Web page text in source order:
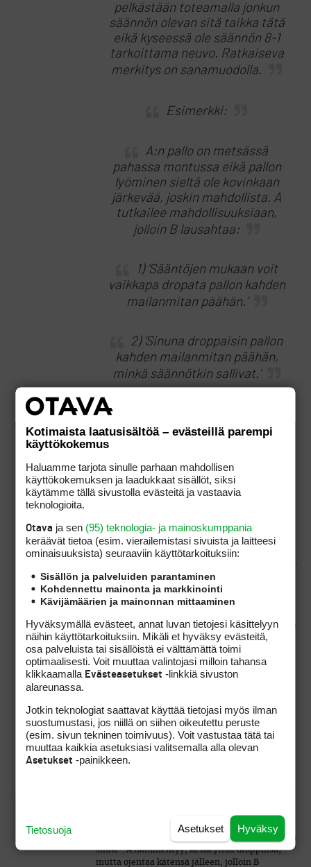
pelkästään toteamalla jonkun
säännön olevan sitä taikka tätä
eikä kyseessä ole säännön 8-1
tarkoittama neuvo. Ratkaiseva
merkitys on sanamuodolla.
Esimerkki:
A:n pallo on metsässä
pahassa montussa eikä pallon
lyöminen sieltä ole kovinkaan
järkevää, joskin mahdollista. A
tutkailee mahdollisuuksiaan,
jolloin B lausahtaa:
1) ’Sääntöjen mukaan voit
vaikkapa dropata pallon kahden
mailanmitan päähän.’
2) ’Sinuna droppaisin pallon
kahden mailanmitan päähän,
minkä säännötkin sallivat.’
B yrittää vaikuttaa A:n
vaihtoehto 2 on neuvo.
Kieltämättä tuo vaihtoehto 1 on
pikkaisen harmaalla alueella,
Hänhän vain kertoo yhden
sallituista vaihtoehdoista.
Tämä on ihan selvä tapaus. Pelaaja antaa oikeaa
tietoa säännöistä. Neuvomiseksi menee, jos
tiedon lisäksi palaaja antaa ohjeen tai
ehdotuksen, joka saattaa vaikuttaa
kanssapelaajan ratkaisuihin. Vaihtoehdossa 2
rangaistusta vaatia.
Otetaan uusi esimerkki. A:n pallo on tiellä.
Vapaa droppi on sallittu. Lähin vapauttava
osoittaa sormella ja lausahtaa: ’Lähin pelattava
paikka on tuolla. Voit sääntöjen mukaan dropata
sinne’. A hämmentyy, keskeyttää droppinsa,
mutta ojentaa kätensä jälleen, jolloin B
Kotimaista laatusisältöä – evästeillä parempi
käyttökokemus
Haluamme tarjota sinulle parhaan mahdollisen
käyttökokemuksen ja laadukkaat sisällöt, siksi
käytämme tällä sivustolla evästeitä ja vastaavia
teknologioita.
Otava ja sen (95) teknologia- ja mainoskumppania
keräävät tietoa (esim. vierailemis­tasi sivuista ja laitteesi
ominaisuuk­sista) seuraaviin käyttötarkoituksiin:
Sisällön ja palveluiden parantaminen
Kohdennettu mainonta ja markkinointi
Kävijämäärien ja mainonnan mittaaminen
Hyväksymällä evästeet, annat luvan tietojesi käsittelyyn
näihin käyttötarkoituksiin. Mikäli et hyväksy evästeitä,
osa palveluista tai sisällöistä ei välttämättä toimi
optimaalisesti. Voit muuttaa valintojasi milloin tahansa
klikkaamalla Evästeasetukset -linkkiä sivuston
alareunassa.
Jotkin teknologiat saattavat käyttää tietojasi myös ilman
suostumustasi, jos niillä on siihen oikeutettu peruste
(esim. sivun tekninen toimivuus). Voit vastustaa tätä tai
muuttaa kaikkia asetuksiasi valitsemalla alla olevan
Asetukset -painikkeen.
Hyväksy
Asetukset
Tietosuoja